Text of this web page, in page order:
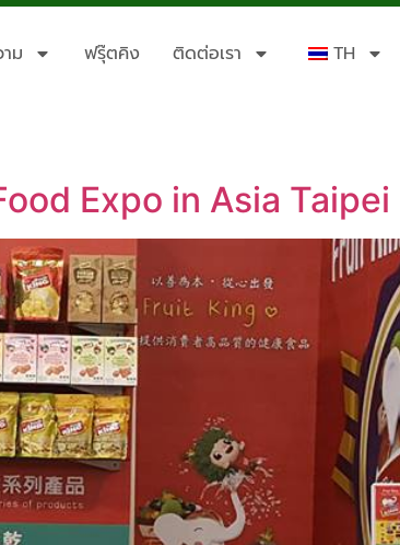
ม ฟรุ๊ตคิง ติดต่อเรา TH
Expo in Asia Taipei